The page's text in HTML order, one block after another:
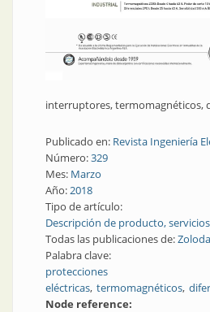
interruptores, termomagnéticos,
Publicado en: Revista Ingeniería
Número:329
Mes: Marzo
Año:2018
Tipo de artículo:
Descripción de producto,
Todas las publicaciones de:Zoloda
Palabra clave:
protecciones
eléctricas termomagnéticos
Node reference: